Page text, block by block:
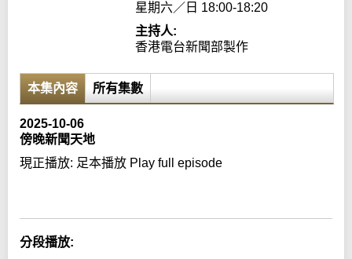
星期六／日 18:00-18:20
主持人:
香港電台新聞部製作
本集內容 所有集數
2025-10-06
傍晚新聞天地
現正播放: 足本播放 Play full episode
分段播放: